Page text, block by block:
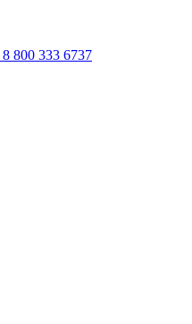
8 800 333 6737